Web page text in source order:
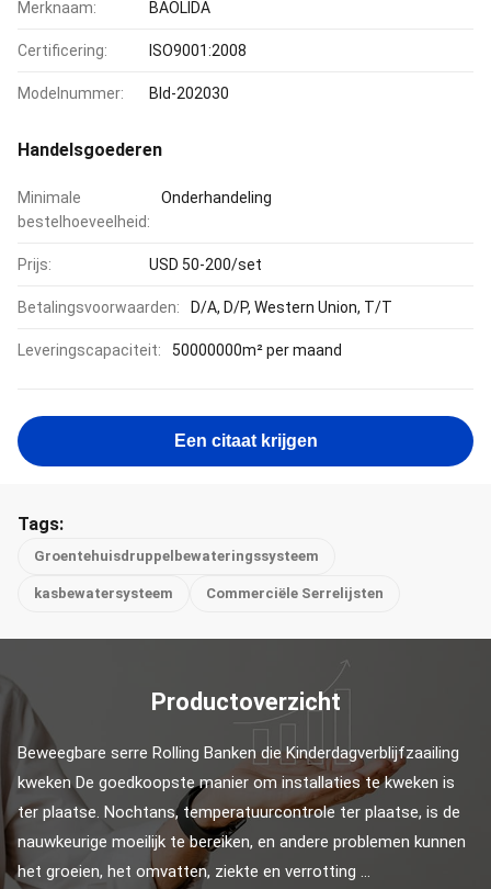
Merknaam: BAOLIDA
Certificering: ISO9001:2008
Modelnummer: Bld-202030
Handelsgoederen
Minimale
bestelhoeveelheid:
Onderhandeling
Prijs: USD 50-200/set
Betalingsvoorwaarden: D/A, D/P, Western Union, T/T
Leveringscapaciteit: 50000000m² per maand
Een citaat krijgen
Tags:
Groentehuisdruppelbewateringssysteem
kasbewatersysteem Commerciële Serrelijsten
Productoverzicht
Beweegbare serre Rolling Banken die Kinderdagverblijfzaailing
kweken De goedkoopste manier om installaties te kweken is
ter plaatse. Nochtans, temperatuurcontrole ter plaatse, is de
nauwkeurige moeilijk te bereiken, en andere problemen kunnen
het groeien, het omvatten, ziekte en verrotting ...